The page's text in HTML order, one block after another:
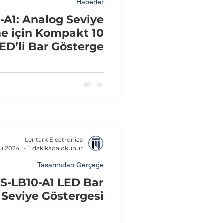
A1: Analog Seviye
için Kompakt 10
Bar Gösterge
Haberler
LB10-A1 LED Bar
Seviye Göstergesi
Tasarımdan Gerçeğe
Lentark Electronics
2024
1 dakikada okunur